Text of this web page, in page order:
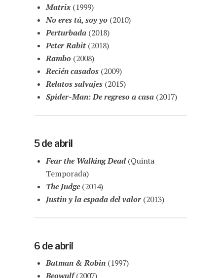
Matrix(1999)
No eres tú, soy yo(2010)
Perturbada(2018)
Peter Rabit(2018)
Rambo(2008)
Recién casados(2009)
Relatos salvajes(2015)
Spider-Man: De regreso a casa(2017)
5 de abril
Fear the Walking Dead(Quinta
Temporada)
The Judge(2014)
Justin y la espada del valor(2013)
6 de abril
Batman & Robin(1997)
Beowulf(2007)